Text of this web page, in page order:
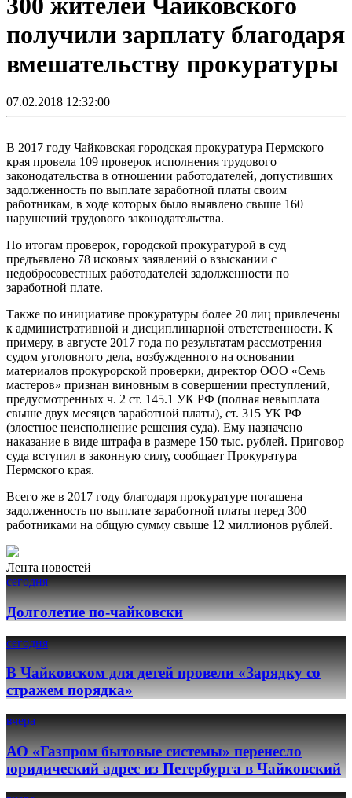
получили зарплату благодаря
вмешательству прокуратуры
07.02.2018 12:32:00
В 2017 году Чайковская городская прокуратура Пермского
края провела 109 проверок исполнения трудового
законодательства в отношении работодателей, допустивших
задолженность по выплате заработной платы своим
работникам, в ходе которых было выявлено свыше 160
нарушений трудового законодательства.
По итогам проверок, городской прокуратурой в суд
предъявлено 78 исковых заявлений о взыскании с
недобросовестных работодателей задолженности по
заработной плате.
Также по инициативе прокуратуры более 20 лиц привлечены
к административной и дисциплинарной ответственности. К
примеру, в августе 2017 года по результатам рассмотрения
судом уголовного дела, возбужденного на основании
материалов прокурорской проверки, директор ООО «Семь
мастеров» признан виновным в совершении преступлений,
предусмотренных ч. 2 ст. 145.1 УК РФ (полная невыплата
свыше двух месяцев заработной платы), ст. 315 УК РФ
(злостное неисполнение решения суда). Ему назначено
наказание в виде штрафа в размере 150 тыс. рублей. Приговор
суда вступил в законную силу, сообщает Прокуратура
Пермского края.
Всего же в 2017 году благодаря прокуратуре погашена
задолженность по выплате заработной платы перед 300
работниками на общую сумму свыше 12 миллионов рублей.
Лента новостей
сегодня
Долголетие по-чайковски
сегодня
В Чайковском для детей провели «Зарядку со
стражем порядка»
вчера
АО «Газпром бытовые системы» перенесло
юридический адрес из Петербурга в Чайковский